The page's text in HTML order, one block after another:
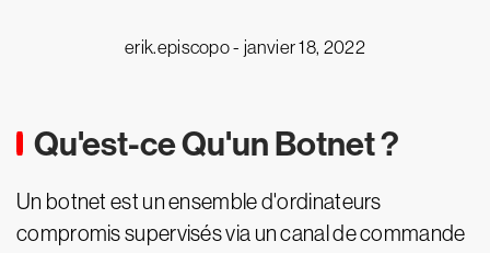
erik.episcopo - janvier 18, 2022
Qu'est-ce Qu'un Botnet ?
Un botnet est un ensemble d'ordinateurs
compromis supervisés via un canal de commande